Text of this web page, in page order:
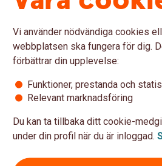
inom EU
utanför EU
där uttag med
Vi använder nödvändiga cookies
webbplatsen ska fungera för dig.
förbättrar din upplevelse:
Funktioner, prestanda och
Relevant marknadsföring
Du kan ta tillbaka ditt cookie-
under din profil när du är inloggad.